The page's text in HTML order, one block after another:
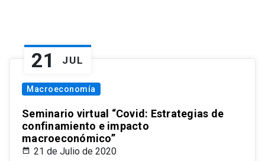
21 JUL
Macroeconomía
Seminario virtual “Covid: Estrategias de
confinamiento e impacto
macroeconómico”
21 de Julio de 2020